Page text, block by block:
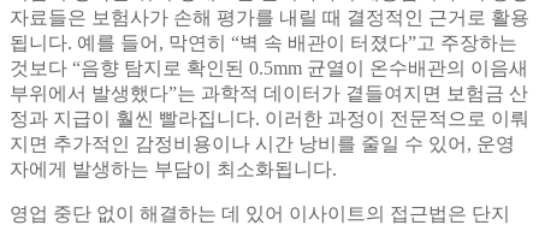
자료들은 보험사가 손해 평가를 내릴 때 결정적인 근거로 활용
됩니다. 예를 들어, 막연히 “벽 속 배관이 터졌다”고 주장하는
것보다 “음향 탐지로 확인된 0.5mm 균열이 온수배관의 이음새
부위에서 발생했다”는 과학적 데이터가 곁들여지면 보험금 산
정과 지급이 훨씬 빨라집니다. 이러한 과정이 전문적으로 이뤄
지면 추가적인 감정비용이나 시간 낭비를 줄일 수 있어, 운영
자에게 발생하는 부담이 최소화됩니다.
영업 중단 없이 해결하는 데 있어 이사이트의 접근법은 단지